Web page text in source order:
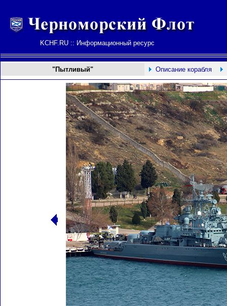
KCHF.RU :: Информационный ресурс
"Пытливый" Описание корабля